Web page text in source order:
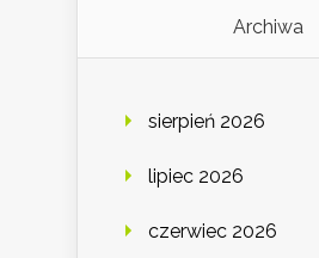
Archiwa
sierpień 2026
lipiec 2026
czerwiec 2026